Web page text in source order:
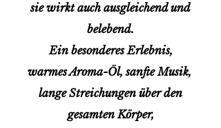
sie wirkt auch ausgleichend und
belebend.
Ein besonderes Erlebnis,
warmes Aroma-Öl, sanfte Musik,
lange Streichungen über den
gesamten Körper,